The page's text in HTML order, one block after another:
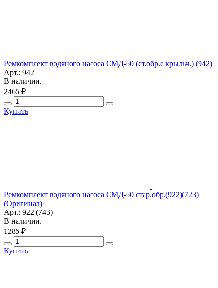
Ремкомплект водяного насоса СМД-60 (ст.обр.с крыльч.) (942)
Арт.: 942
В наличии.
2465 ₽
Купить
Ремкомплект водяного насоса СМД-60 стар.обр.(922)(723)
(Оригинал)
Арт.: 922 (743)
В наличии.
1285 ₽
Купить